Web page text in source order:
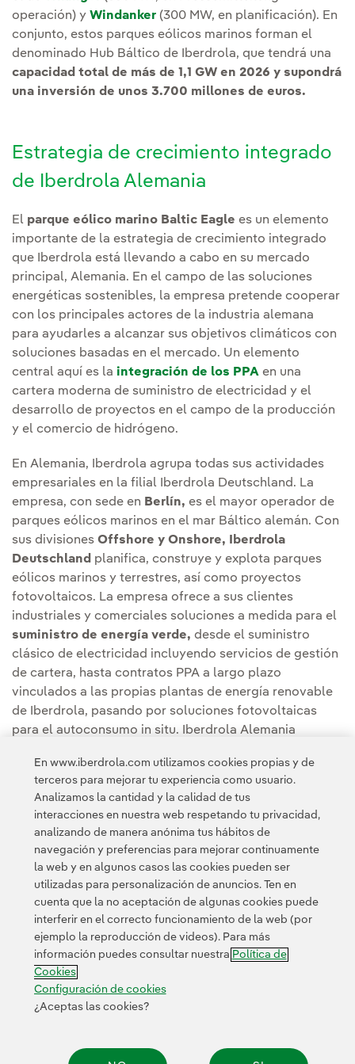
operación) y Windanker (300 MW, en planificación). En
conjunto, estos parques eólicos marinos forman el
denominado Hub Báltico de Iberdrola, que tendrá una
capacidad total de más de 1,1 GW en 2026 y supondrá
una inversión de unos 3.700 millones de euros.
Estrategia de crecimiento integrado
de Iberdrola Alemania
El parque eólico marino Baltic Eagle es un elemento
importante de la estrategia de crecimiento integrado
que Iberdrola está llevando a cabo en su mercado
principal, Alemania. En el campo de las soluciones
energéticas sostenibles, la empresa pretende cooperar
con los principales actores de la industria alemana
para ayudarles a alcanzar sus objetivos climáticos con
soluciones basadas en el mercado. Un elemento
central aquí es la integración de los PPA en una
cartera moderna de suministro de electricidad y el
desarrollo de proyectos en el campo de la producción
y el comercio de hidrógeno.
En Alemania, Iberdrola agrupa todas sus actividades
empresariales en la filial Iberdrola Deutschland. La
empresa, con sede en Berlín, es el mayor operador de
parques eólicos marinos en el mar Báltico alemán. Con
sus divisiones Offshore y Onshore, Iberdrola
Deutschland planifica, construye y explota parques
eólicos marinos y terrestres, así como proyectos
fotovoltaicos. La empresa ofrece a sus clientes
industriales y comerciales soluciones a medida para el
suministro de energía verde, desde el suministro
clásico de electricidad incluyendo servicios de gestión
de cartera, hasta contratos PPA a largo plazo
vinculados a las propias plantas de energía renovable
de Iberdrola, pasando por soluciones fotovoltaicas
para el autoconsumo in situ. Iberdrola Alemania
cruzadas, como el almacenamiento en baterías o el uso
de hidrógeno verde para uso industrial.
Contacta Política de Privacidad Información legal
Transparencia en el uso de la IA Política de cookies
Configuración de cookies Accesibilidad Canal de denuncias
© 2026 Iberdrola, S.A. Reservados todos los derechos.
En www.iberdrola.com utilizamos cookies propias y de
terceros para mejorar tu experiencia como usuario.
Analizamos la cantidad y la calidad de tus
interacciones en nuestra web respetando tu privacidad,
analizando de manera anónima tus hábitos de
navegación y preferencias para mejorar continuamente
la web y en algunos casos las cookies pueden ser
utilizadas para personalización de anuncios. Ten en
cuenta que la no aceptación de algunas cookies puede
interferir en el correcto funcionamiento de la web (por
ejemplo la reproducción de videos). Para más
información puedes consultar nuestra Política de
Cookies
Configuración de cookies
¿Aceptas las cookies?